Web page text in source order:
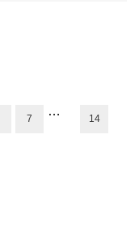
7
…
14